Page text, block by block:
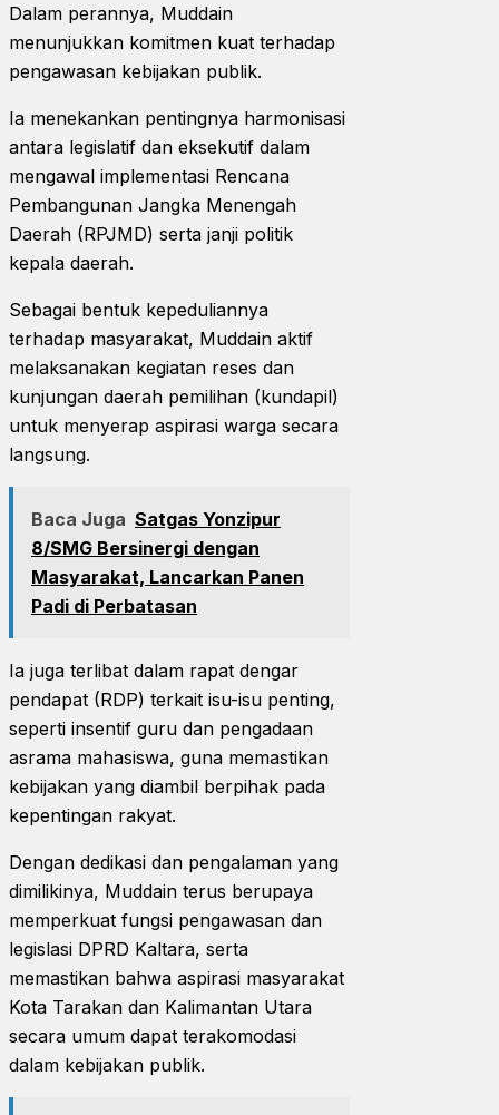
Dalam perannya, Muddain
menunjukkan komitmen kuat terhadap
pengawasan kebijakan publik.
Ia menekankan pentingnya harmonisasi
antara legislatif dan eksekutif dalam
mengawal implementasi Rencana
Pembangunan Jangka Menengah
Daerah (RPJMD) serta janji politik
kepala daerah.
Sebagai bentuk kepeduliannya
terhadap masyarakat, Muddain aktif
melaksanakan kegiatan reses dan
kunjungan daerah pemilihan (kundapil)
untuk menyerap aspirasi warga secara
langsung.
Baca Juga Satgas Yonzipur
8/SMG Bersinergi dengan
Masyarakat, Lancarkan Panen
Padi di Perbatasan
Ia juga terlibat dalam rapat dengar
pendapat (RDP) terkait isu-isu penting,
seperti insentif guru dan pengadaan
asrama mahasiswa, guna memastikan
kebijakan yang diambil berpihak pada
kepentingan rakyat.
Dengan dedikasi dan pengalaman yang
dimilikinya, Muddain terus berupaya
memperkuat fungsi pengawasan dan
legislasi DPRD Kaltara, serta
memastikan bahwa aspirasi masyarakat
Kota Tarakan dan Kalimantan Utara
secara umum dapat terakomodasi
dalam kebijakan publik.